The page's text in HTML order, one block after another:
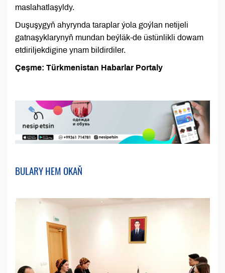
maslahatlaşyldy.
Duşuşygyň ahyrynda taraplar ýola goýlan netijeli
gatnaşyklarynyň mundan beýläk-de üstünlikli dowam
etdiriljekdigine ynam bildirdiler.
Çeşme: Türkmenistan Habarlar Portaly
BULARY HEM OKAŇ